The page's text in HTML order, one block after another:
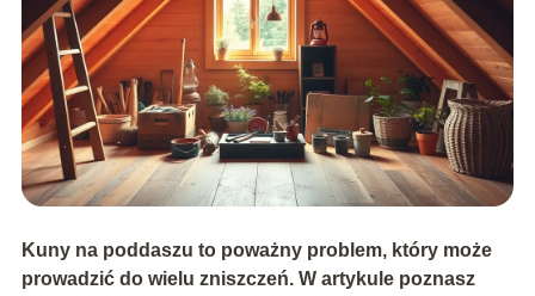
Kuny na poddaszu to poważny problem, który może
prowadzić do wielu zniszczeń. W artykule poznasz